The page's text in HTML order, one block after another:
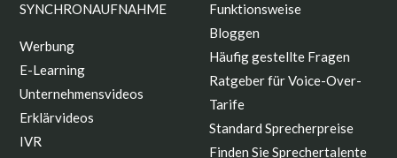
SYNCHRONAUFNAHME
Werbung
E-Learning
Unternehmensvideos
Erklärvideos
IVR
Funktionsweise
Bloggen
Häufig gestellte Fragen
Ratgeber für Voice-Over-
Tarife
Standard Sprecherpreise
Finden Sie Sprechertalente